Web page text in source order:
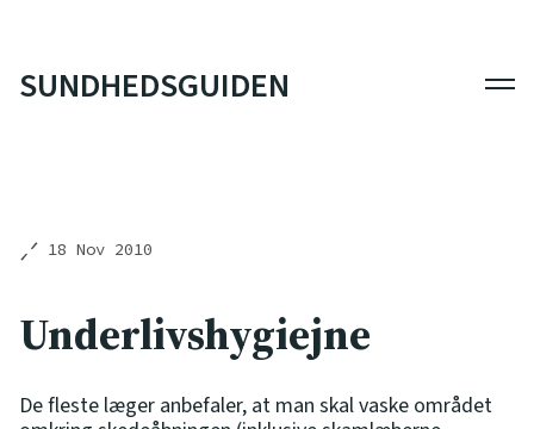
SUNDHEDSGUIDEN
18 Nov 2010
Underlivshygiejne
De fleste læger anbefaler, at man skal vaske området